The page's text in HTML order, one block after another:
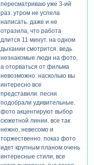
пересматриваю уже 3-ий
раз. утром не успела
написать. даже и не
отразила, что работа
длится 11 минут. на одном
дыхании смотрится. ведь
незнакомые люди на фото,
а оторваться от фильма
невозможно. насколько вы
интересно все
представили. песни
подобрали удивительные.
фото акцентируют выбор
сюжетной линии. все так
нежно, невесомо и
торжественно. показ фото
идет крупным планом.очень
интересные стили, все